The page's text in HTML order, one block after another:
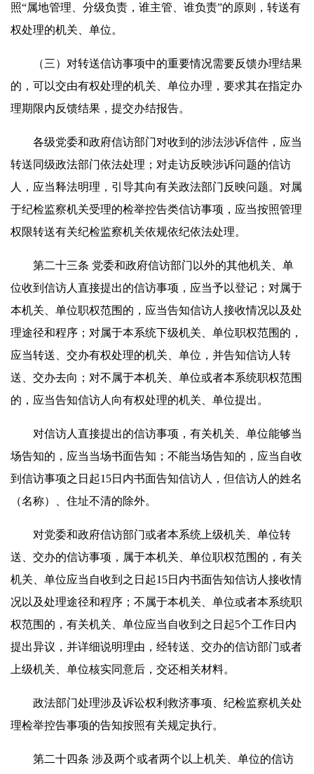
照“属地管理、分级负责，谁主管、谁负责”的原则，转送有
权处理的机关、单位。
（三）对转送信访事项中的重要情况需要反馈办理结果
的，可以交由有权处理的机关、单位办理，要求其在指定办
理期限内反馈结果，提交办结报告。
各级党委和政府信访部门对收到的涉法涉诉信件，应当
转送同级政法部门依法处理；对走访反映涉诉问题的信访
人，应当释法明理，引导其向有关政法部门反映问题。对属
于纪检监察机关受理的检举控告类信访事项，应当按照管理
权限转送有关纪检监察机关依规依纪依法处理。
第二十三条 党委和政府信访部门以外的其他机关、单
位收到信访人直接提出的信访事项，应当予以登记；对属于
本机关、单位职权范围的，应当告知信访人接收情况以及处
理途径和程序；对属于本系统下级机关、单位职权范围的，
应当转送、交办有权处理的机关、单位，并告知信访人转
送、交办去向；对不属于本机关、单位或者本系统职权范围
的，应当告知信访人向有权处理的机关、单位提出。
对信访人直接提出的信访事项，有关机关、单位能够当
场告知的，应当当场书面告知；不能当场告知的，应当自收
到信访事项之日起15日内书面告知信访人，但信访人的姓名
（名称）、住址不清的除外。
对党委和政府信访部门或者本系统上级机关、单位转
送、交办的信访事项，属于本机关、单位职权范围的，有关
机关、单位应当自收到之日起15日内书面告知信访人接收情
况以及处理途径和程序；不属于本机关、单位或者本系统职
权范围的，有关机关、单位应当自收到之日起5个工作日内
提出异议，并详细说明理由，经转送、交办的信访部门或者
上级机关、单位核实同意后，交还相关材料。
政法部门处理涉及诉讼权利救济事项、纪检监察机关处
理检举控告事项的告知按照有关规定执行。
第二十四条 涉及两个或者两个以上机关、单位的信访